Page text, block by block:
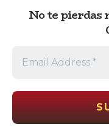
No te pierdas
info@electrocr.tech